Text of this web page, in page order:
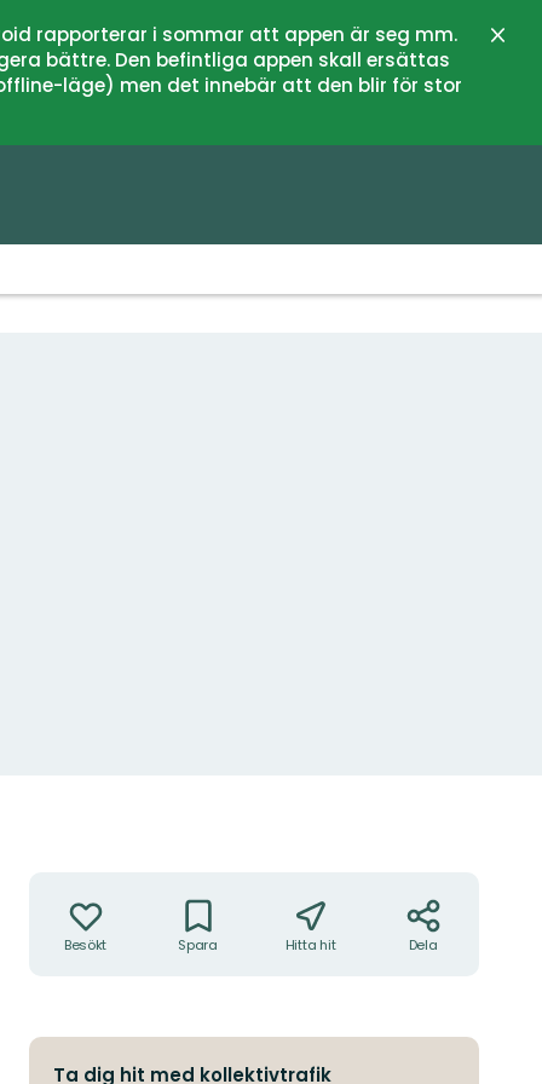
rapporterar i sommar att appen är seg mm.
bättre. Den befintliga appen skall ersättas
läge) men det innebär att den blir för stor
Besökt Spara Hitta hit Dela
Ta dig hit med kollektivtrafik